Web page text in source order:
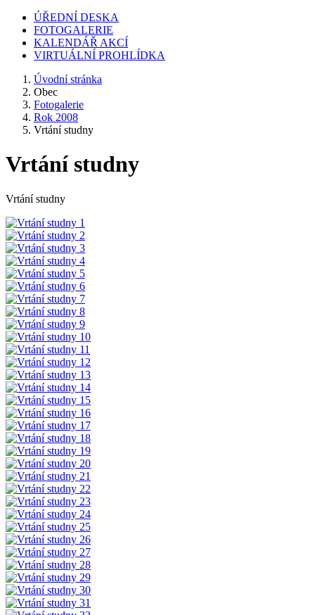
ÚŘEDNÍ DESKA
FOTOGALERIE
KALENDÁŘ AKCÍ
VIRTUÁLNÍ PROHLÍDKA
Úvodní stránka
Obec
Fotogalerie
Rok 2008
Vrtání studny
Vrtání studny
Vrtání studny